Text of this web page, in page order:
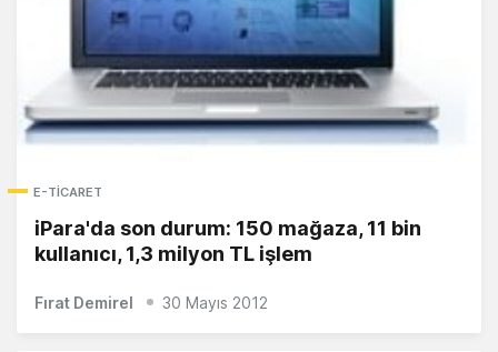
E-TICARET
iPara'da son durum: 150 mağaza, 11 bin
kullanıcı, 1,3 milyon TL işlem
Fırat Demirel 30 Mayıs 2012